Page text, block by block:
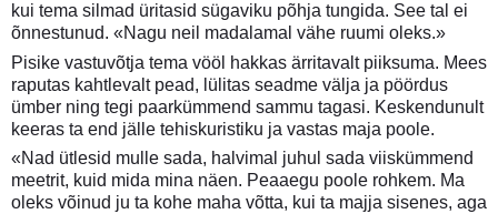
kui tema silmad üritasid sügaviku põhja tungida. See tal ei
õnnestunud. «Nagu neil madalamal vähe ruumi oleks.»
Pisike vastuvõtja tema vööl hakkas ärritavalt piiksuma. Mees
raputas kahtlevalt pead, lülitas seadme välja ja pöördus
ümber ning tegi paarkümmend sammu tagasi. Keskendunult
keeras ta end jälle tehiskuristiku ja vastas maja poole.
«Nad ütlesid mulle sada, halvimal juhul sada viiskümmend
meetrit, kuid mida mina näen. Peaaegu poole rohkem. Ma
oleks võinud ju ta kohe maha võtta, kui ta majja sisenes, aga